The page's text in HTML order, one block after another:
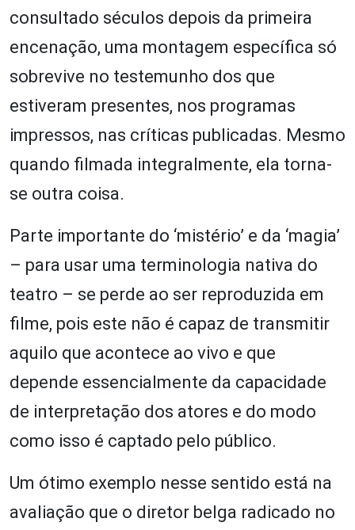
consultado séculos depois da primeira
encenação, uma montagem específica só
sobrevive no testemunho dos que
estiveram presentes, nos programas
impressos, nas críticas publicadas. Mesmo
quando filmada integralmente, ela torna-
se outra coisa.
Parte importante do ‘mistério’ e da ‘magia’
– para usar uma terminologia nativa do
teatro – se perde ao ser reproduzida em
filme, pois este não é capaz de transmitir
aquilo que acontece ao vivo e que
depende essencialmente da capacidade
de interpretação dos atores e do modo
como isso é captado pelo público.
Um ótimo exemplo nesse sentido está na
avaliação que o diretor belga radicado no